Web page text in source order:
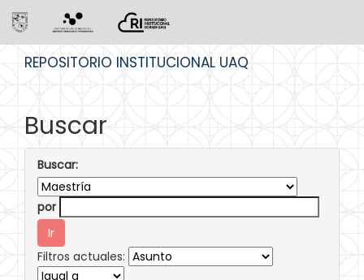
REPOSITORIO INSTITUCIONAL UAQ
Buscar
Buscar:
por
Filtros actuales: